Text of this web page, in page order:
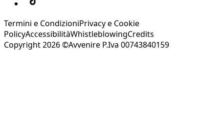
Termini e CondizioniPrivacy e Cookie
PolicyAccessibilitàWhistleblowingCredits
Copyright 2026 ©Avvenire P.Iva 00743840159